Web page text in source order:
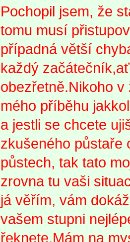
Pochopil jsem, že
tomu musí
případná větší
každý
obezřetně.Nikoho
mého příběhu
a jestli se chcete
zkušeného půstaře
půstech, tak tato
zrovna tu vaši
já věřím, vám
vašem stupni
řeknete.Mám na